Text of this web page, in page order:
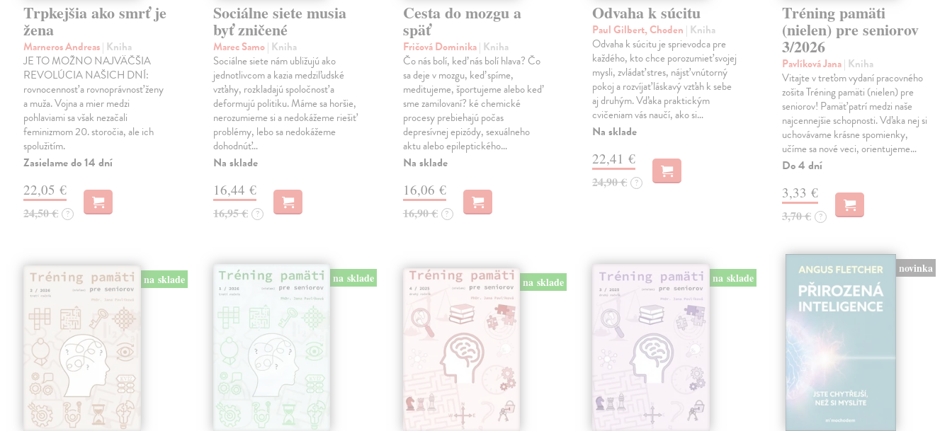
Trpkejšia ako smrť je
žena
Marneros Andreas| Kniha
JE TO MOŽNO NAJVÄČŠIA
REVOLÚCIA NAŠICH DNÍ:
rovnocennosť a rovnoprávnosť ženy
a muža. Vojna a mier medzi
pohlaviami sa však nezačali
feminizmom 20. storočia, ale ich
spolužitím.
Zasielame do 14 dní
22,05 €
24,50 € ?
Sociálne siete musia
byť zničené
Marec Samo| Kniha
Sociálne siete nám ubližujú ako
jednotlivcom a kazia medziľudské
vzťahy, rozkladajú spoločnosť a
deformujú politiku. Máme sa horšie,
nerozumieme si a nedokážeme riešiť
problémy, lebo sa nedokážeme
dohodnúť…
Na sklade
16,44 €
16,95 € ?
Cesta do mozgu a
späť
Fričová Dominika| Kniha
Čo nás bolí, keď nás bolí hlava? Čo
sa deje v mozgu, keď spíme,
meditujeme, športujeme alebo keď
sme zamilovaní? ké chemické
procesy prebiehajú počas
depresívnej epizódy, sexuálneho
aktu alebo epileptického…
Na sklade
16,06 €
16,90 € ?
Odvaha k súcitu
Paul Gilbert, Choden | Kniha
Odvaha k súcitu je sprievodca pre
každého, kto chce porozumieť svojej
mysli, zvládať stres, nájsť vnútorný
pokoj a rozvíjať láskavý vzťah k sebe
aj druhým. Vďaka praktickým
cvičeniam vás naučí, ako si…
Na sklade
22,41 €
24,90 € ?
Tréning pamäti
(nielen) pre seniorov
3/2026
Pavlíková Jana| Kniha
Vitajte v treťom vydaní pracovného
zošita Tréning pamäti (nielen) pre
seniorov! Pamäť patrí medzi naše
najcennejšie schopnosti. Vďaka nej si
uchovávame krásne spomienky,
učíme sa nové veci, orientujeme…
Do 4 dní
3,33 €
3,70 € ?
na sklade na sklade na sklade na sklade
novinka